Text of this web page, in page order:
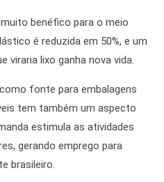
benéfico para o meio
é reduzida em 50%, e um
viraria lixo ganha nova vida.
fonte para embalagens
tem também um aspecto
estimula as atividades
gerando emprego para
brasileiro.